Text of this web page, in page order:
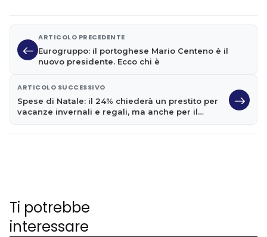
ARTICOLO PRECEDENTE
Eurogruppo: il portoghese Mario Centeno è il
nuovo presidente. Ecco chi è
ARTICOLO SUCCESSIVO
Spese di Natale: il 24% chiederà un prestito per
vacanze invernali e regali, ma anche per il
Ti potrebbe
interessare